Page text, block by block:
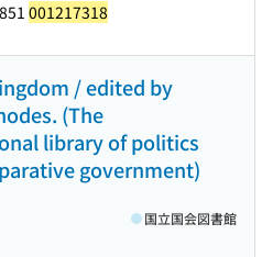
001217318
/ edited by
(The
library of politics
government)
国立国会図書館